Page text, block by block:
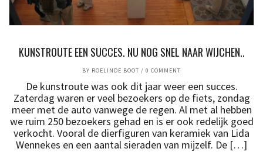
KUNSTROUTE EEN SUCCES. NU NOG SNEL NAAR WIJCHEN..
BY ROELINDE BOOT / 0 COMMENT
De kunstroute was ook dit jaar weer een succes.
Zaterdag waren er veel bezoekers op de fiets, zondag
meer met de auto vanwege de regen. Al met al hebben
we ruim 250 bezoekers gehad en is er ook redelijk goed
verkocht. Vooral de dierfiguren van keramiek van Lida
Wennekes en een aantal sieraden van mijzelf. De […]